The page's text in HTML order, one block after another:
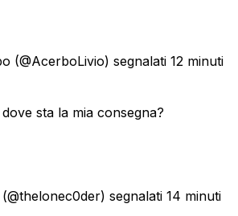
(@AcerboLivio) segnalati 12 minuti
sta la mia consegna?
(@thelonec0der) segnalati 14 minuti